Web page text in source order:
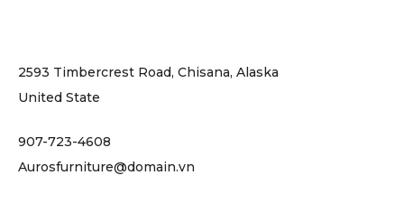
2593 Timbercrest Road, Chisana, Alaska
United State
907-723-4608
Aurosfurniture@domain.vn